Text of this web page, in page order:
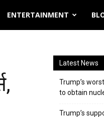
ENTERTAINMENT
Latest News
Trump’s
to obtain
Trump’s